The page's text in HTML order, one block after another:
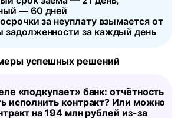
— 60 дней
за неуплату взымается от
задолженности за каждый день
успешных решений
«подкупает» банк: отчётность
исполнить контракт? Или можно
на 194 млн рублей из-за